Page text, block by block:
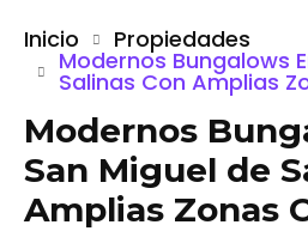
Inicio Propiedades
Modernos Bungalows
Salinas Con Amplias
Modernos
San Miguel de
Amplias Zonas